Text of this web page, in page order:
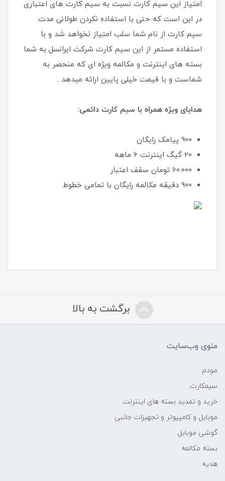
امتیاز این سیم کارت نسبت به سیم کارت های اعتباری
در این است که حتی با استفاده نکردن طولانی مدت
سیم کارت از نام شما سلب امتیاز نخواهد شد و با
استفاده مستمر از این سیم کارت شرکت ایرانسل به شما
بسته های اینترنت و مکالمه ویژه ای که منحصر به
شماست و با قیمت خیلی پایین ارائه میدهد .
هدایای ویژه همراه با سیم کارت دائمی:
900 پیامک رایگان
20 گیگ اینترنت 6 ماهه
60.000 تومان سقف اعتبار
900 دقیقه مکالمه رایگان با تمامی خطوط
برگشت به بالا
منوی وب‌سایت
مودم
سیمکارت
خرید و تمدید بسته های اینترنت
موبایل و کامپیوتر و تجهیزات جانبی
گوشی موبایل
بسته مکالمه
هدیه